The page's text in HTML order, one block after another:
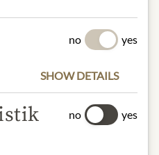
HODNOTY
: 820kJ /
no yes
SHOW DETAILS
no yes